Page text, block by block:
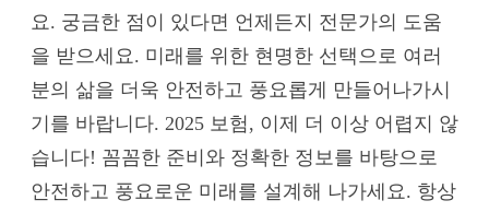
요. 궁금한 점이 있다면 언제든지 전문가의 도움
을 받으세요. 미래를 위한 현명한 선택으로 여러
분의 삶을 더욱 안전하고 풍요롭게 만들어나가시
기를 바랍니다. 2025 보험, 이제 더 이상 어렵지 않
습니다! 꼼꼼한 준비와 정확한 정보를 바탕으로
안전하고 풍요로운 미래를 설계해 나가세요. 항상